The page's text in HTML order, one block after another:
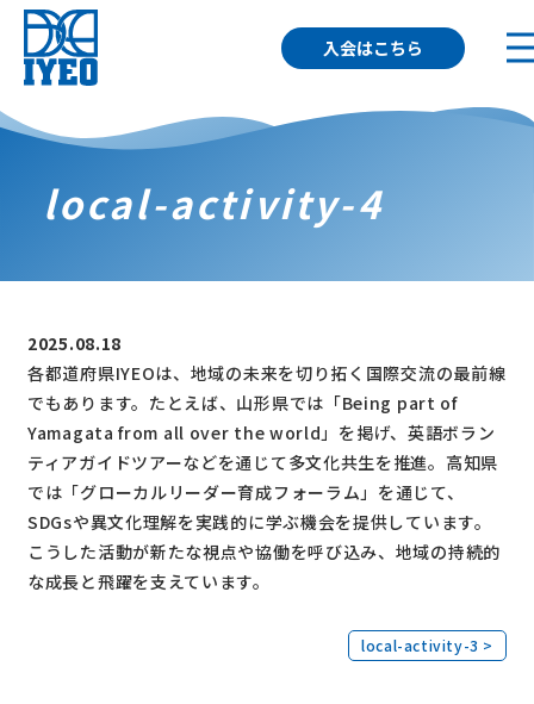
入会はこちら
local-activity-4
2025.08.18
各都道府県IYEOは、地域の未来を切り拓く国際交流の最前線
でもあります。たとえば、山形県では「Being part of
Yamagata from all over the world」を掲げ、英語ボラン
ティアガイドツアーなどを通じて多文化共生を推進。高知県
では「グローカルリーダー育成フォーラム」を通じて、
SDGsや異文化理解を実践的に学ぶ機会を提供しています。
こうした活動が新たな視点や協働を呼び込み、地域の持続的
な成長と飛躍を支えています。
local-activity-3 >